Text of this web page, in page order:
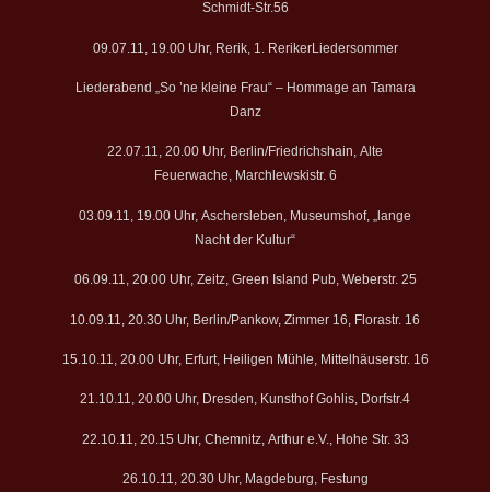
Schmidt-Str.56
09.07.11, 19.00 Uhr, Rerik, 1. RerikerLiedersommer
Liederabend „So ’ne kleine Frau“ – Hommage an Tamara
Danz
22.07.11, 20.00 Uhr, Berlin/Friedrichshain, Alte
Feuerwache, Marchlewskistr. 6
03.09.11, 19.00 Uhr, Aschersleben, Museumshof, „lange
Nacht der Kultur“
06.09.11, 20.00 Uhr, Zeitz, Green Island Pub, Weberstr. 25
10.09.11, 20.30 Uhr, Berlin/Pankow, Zimmer 16, Florastr. 16
15.10.11, 20.00 Uhr, Erfurt, Heiligen Mühle, Mittelhäuserstr. 16
21.10.11, 20.00 Uhr, Dresden, Kunsthof Gohlis, Dorfstr.4
22.10.11, 20.15 Uhr, Chemnitz, Arthur e.V., Hohe Str. 33
26.10.11, 20.30 Uhr, Magdeburg, Festung